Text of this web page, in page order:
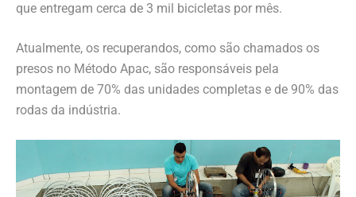
que entregam cerca de 3 mil bicicletas por mês.
Atualmente, os recuperandos, como são chamados os
presos no Método Apac, são responsáveis pela
montagem de 70% das unidades completas e de 90% das
rodas da indústria.